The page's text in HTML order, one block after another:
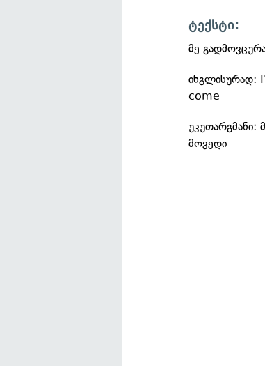
ტექსტი:
მე
ინგლისურად:
come
უკუთარგმანი:
მოვედი